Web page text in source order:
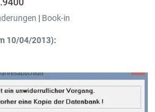
| Book-in
10/04/2013):
Häkchen in den Parametern
auf doppelte Eingabe gar nicht